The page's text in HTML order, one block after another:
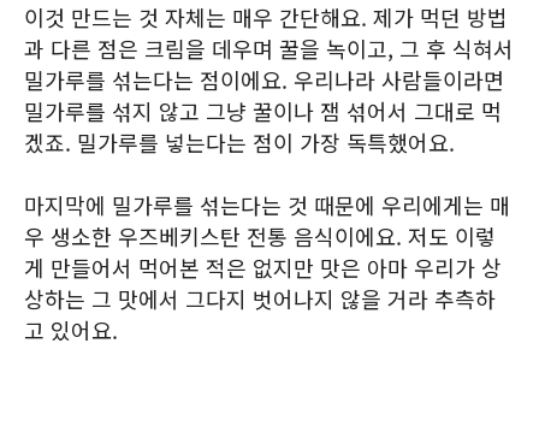
이것 만드는 것 자체는 매우 간단해요. 제가 먹던 방법
과 다른 점은 크림을 데우며 꿀을 녹이고, 그 후 식혀서
밀가루를 섞는다는 점이에요. 우리나라 사람들이라면
밀가루를 섞지 않고 그냥 꿀이나 잼 섞어서 그대로 먹
겠죠. 밀가루를 넣는다는 점이 가장 독특했어요.
마지막에 밀가루를 섞는다는 것 때문에 우리에게는 매
우 생소한 우즈베키스탄 전통 음식이에요. 저도 이렇
게 만들어서 먹어본 적은 없지만 맛은 아마 우리가 상
상하는 그 맛에서 그다지 벗어나지 않을 거라 추측하
고 있어요.